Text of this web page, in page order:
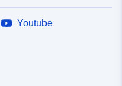
Youtube